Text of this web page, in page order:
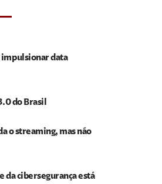
impulsionar data
do Brasil
o streaming, mas não
da cibersegurança está